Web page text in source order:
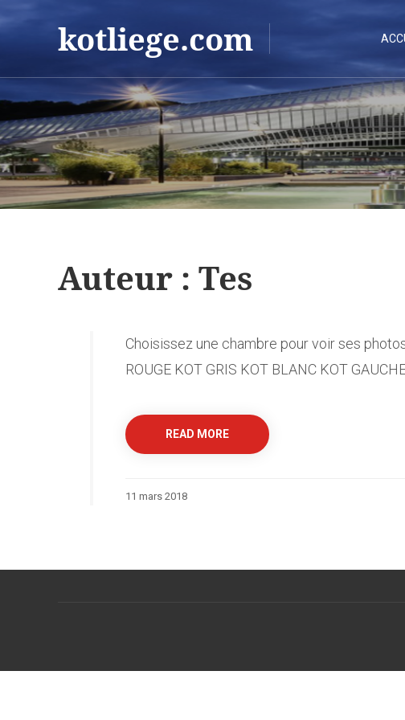
kotliege.com
Auteur : Tes
Choisissez une chambre pour voir ses
ROUGE KOT GRIS KOT BLANC KOT
READ MORE
11 mars 2018